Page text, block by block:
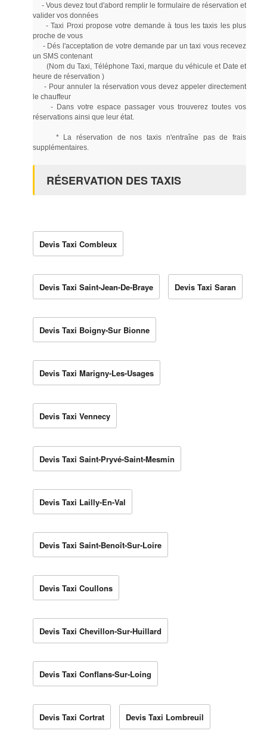
- Vous devez tout d'abord remplir le formulaire de réservation et
valider vos données
- Taxi Proxi propose votre demande à tous les taxis les plus
proche de vous
- Dés l'acceptation de votre demande par un taxi vous recevez
un SMS contenant
(Nom du Taxi, Téléphone Taxi, marque du véhicule et Date et
heure de réservation )
- Pour annuler la réservation vous devez appeler directement
le chauffeur
- Dans votre espace passager vous trouverez toutes vos
réservations ainsi que leur état.
* La réservation de nos taxis n'entraîne pas de frais
supplémentaires.
RÉSERVATION DES TAXIS
Devis Taxi Combleux
Devis Taxi Saint-Jean-De-Braye Devis Taxi Saran
Devis Taxi Boigny-Sur Bionne
Devis Taxi Marigny-Les-Usages
Devis Taxi Vennecy
Devis Taxi Saint-Pryvé-Saint-Mesmin
Devis Taxi Lailly-En-Val
Devis Taxi Saint-Benoît-Sur-Loire
Devis Taxi Coullons
Devis Taxi Chevillon-Sur-Huillard
Devis Taxi Conflans-Sur-Loing
Devis Taxi Cortrat Devis Taxi Lombreuil